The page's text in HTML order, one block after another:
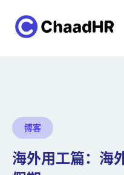
博客
海外用工篇：海